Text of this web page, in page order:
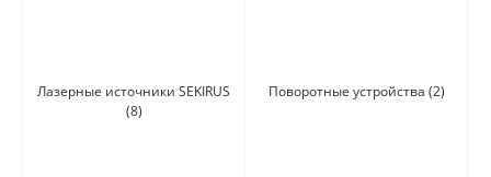
Лазерные источники SEKIRUS
(8)
Поворотные устройства (2)